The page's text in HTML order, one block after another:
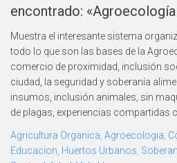
encontrado: «Agroecología
Muestra el interesante sistema
todo lo que son las bases de la
comercio de proximidad, inclusión
ciudad, la seguridad y soberanía
insumos, inclusión animales, sin
de plagas, experiencias compartidas
Agricultura Organica Agroecologia
Educacion Huertos Urbanos